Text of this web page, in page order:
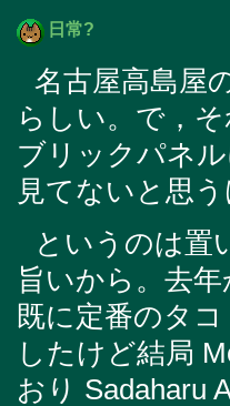
日常?
名古屋高島屋
らしい。で，
ブリックパネ
見てないと思う
というのは置
旨いから。去
既に定番のタ
したけど結局
おり Sadaharu